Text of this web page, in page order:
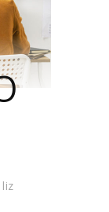
liz